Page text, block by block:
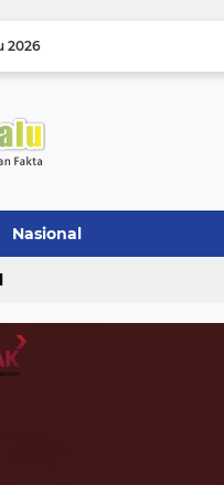
2026
Nasional